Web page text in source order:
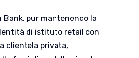
Bank, pur mantenendo la
di istituto retail con
clientela privata,